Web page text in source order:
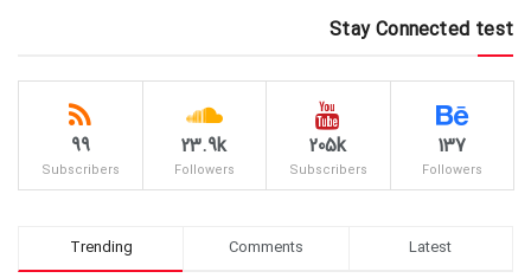
Stay Connected test
137
Followers
205k
Subscribers
23.9k
Followers
99
Subscribers
Trending Comments Latest